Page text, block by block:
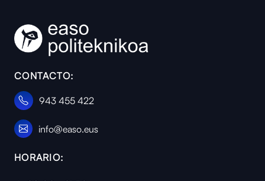
CONTACTO:
943 455 422
info@easo.eus
HORARIO: